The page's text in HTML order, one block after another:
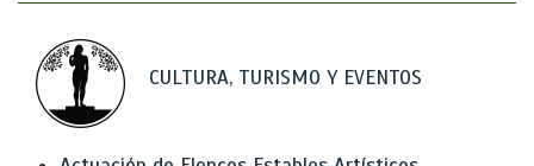
CULTURA, TURISMO Y EVENTOS